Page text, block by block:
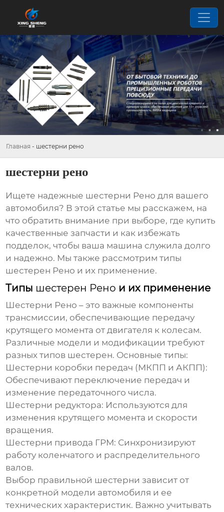
Главная - шестерни рено
шестерни рено
Ищете надежные шестерни Рено для вашего
автомобиля? В этой статье мы расскажем, на
что обратить внимание при выборе, где купить
качественные запчасти и как избежать
подделок, чтобы ваша машина служила долго
и надежно. Мы также рассмотрим типы
шестерен Рено и их применение.
Типы шестерен Рено и их применение
Шестерни Рено – это важные компоненты
трансмиссии, обеспечивающие передачу
крутящего момента от двигателя к колесам.
Различные модели и модификации требуют
разных типов шестерен. Основные типы:
Шестерни коробки передач (МКПП и АКПП):
Обеспечивают переключение передач и
изменение передаточного числа.
Шестерни редуктора: Используются для
изменения крутящего момента и скорости
вращения.
Шестерни привода ГРМ: Синхронизируют
работу коленчатого и распределительного
валов.
Выбор правильной шестерни зависит от
конкретной модели автомобиля и ее
технических характеристик. Важно учитывать